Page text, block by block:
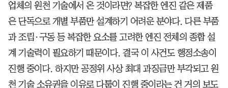
업체의 원천 기술에서 온 것이라면? 복잡한 엔진 같은 제품
은 단독으로 개별 부품만 설계하기 어려운 분야다. 다른 부품
과 조립·구동 등 복잡한 요소를 고려한 엔진 전체의 종합 설
계 기술력이 필요하기 때문이다. 결국 이 사건도 행정소송이
진행 중이다. 하지만 공정위 사상 최대 과징금만 부각되고 원
천 기술 소유권을 이유로 다툼이 진행 중이라는 건 거의 보도